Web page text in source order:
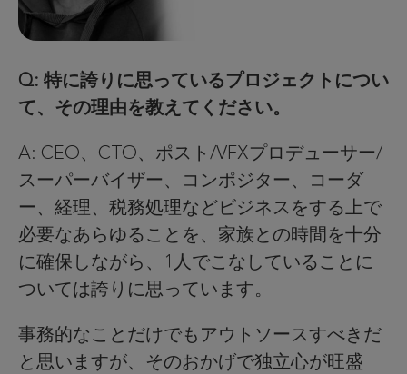
Q: 特に誇りに思っているプロジェクトについ
て、その理由を教えてください。
A: CEO、CTO、ポスト/VFXプロデューサー/
スーパーバイザー、コンポジター、コーダ
ー、経理、税務処理などビジネスをする上で
必要なあらゆることを、家族との時間を十分
に確保しながら、1人でこなしていることに
ついては誇りに思っています。
事務的なことだけでもアウトソースすべきだ
と思いますが、そのおかげで独立心が旺盛